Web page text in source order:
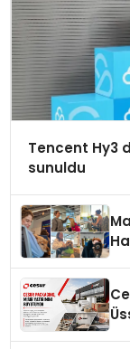
Tencent Hy3
sunuldu